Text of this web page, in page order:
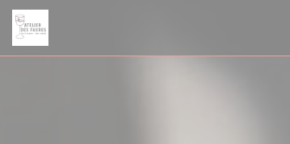
Панель управления cookies